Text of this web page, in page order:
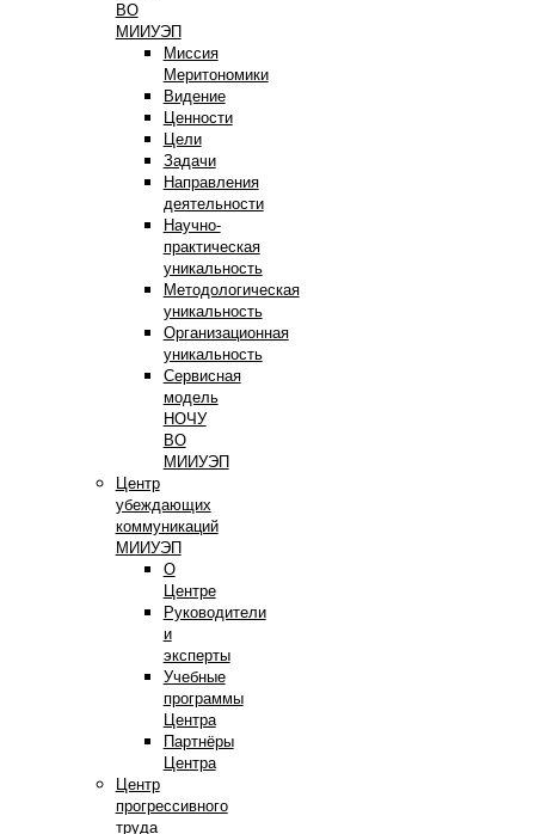
ВО
МИИУЭП
Миссия
Меритономики
Видение
Ценности
Цели
Задачи
Направления
деятельности
Научно-
практическая
уникальность
Методологическая
уникальность
Организационная
уникальность
Сервисная
модель
НОЧУ
ВО
МИИУЭП
Центр
убеждающих
коммуникаций
МИИУЭП
О
Центре
Руководители
и
эксперты
Учебные
программы
Центра
Партнёры
Центра
Центр
прогрессивного
труда